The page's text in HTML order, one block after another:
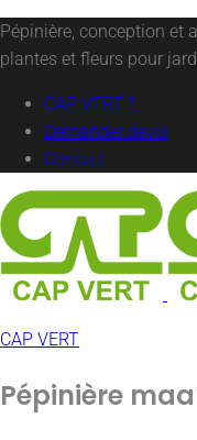
Pépinière, conception et
plantes et fleurs pour
CAP VERT ?
Demander devis
Contact
CAP VERT
Pépinière